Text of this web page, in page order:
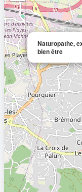
Naturopathe,
bien être